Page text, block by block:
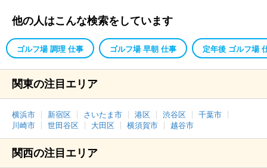
他の人はこんな検索をしています
ゴルフ場 調理 仕事 ゴルフ場 早朝 仕事 定年後 ゴルフ場
関東の注目エリア
横浜市 新宿区 さいたま市 港区 渋谷区
千葉市
川崎市
世田谷区 大田区 横須賀市 越谷市
関西の注目エリア